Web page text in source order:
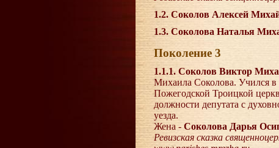
1.2. Соколов Алексей
1.3. Соколова Наталья
Поколение 3
1.1.1. Соколов Виктор
Михаила Соколова. Учился в
Пожегодской Троицкой
должности депутата с
уезда.
Жена - Соколова Дарья
Ревизская сказка